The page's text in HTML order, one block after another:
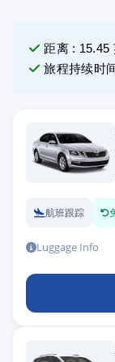
距离: 15.45
旅程持续时
航班跟踪
Luggage Info